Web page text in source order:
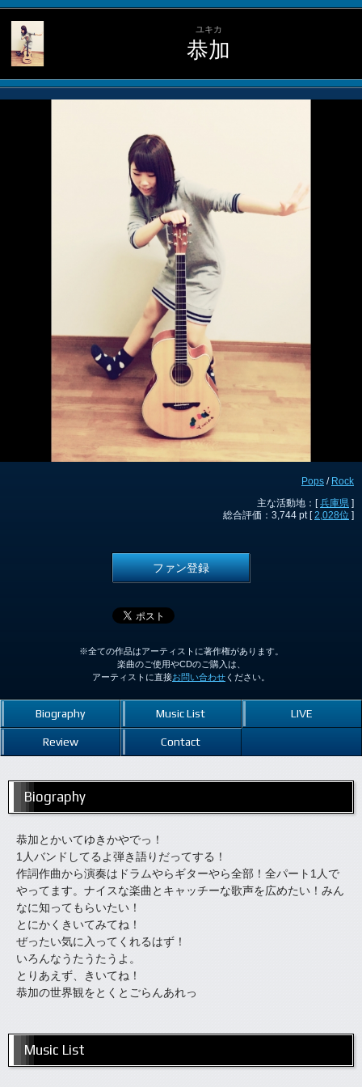
ユキカ
恭加
Pops / Rock
主な活動地：[兵庫県 ]
総合評価：3,744 pt [2,028位 ]
ファン登録
※全ての作品はアーティストに著作権があります。
楽曲のご使用やCDのご購入は、
アーティストに直接お問い合わせ ください。
Biography Music List LIVE
Review Contact
Biography
恭加とかいてゆきかやでっ！
1人バンドしてるよ弾き語りだってする！
作詞作曲から演奏はドラムやらギターやら全部！全パート1人で
やってます。ナイスな楽曲とキャッチーな歌声を広めたい！みん
なに知ってもらいたい！
とにかくきいてみてね！
ぜったい気に入ってくれるはず！
いろんなうたうたうよ。
とりあえず、きいてね！
恭加の世界観をとくとごらんあれっ
Music List